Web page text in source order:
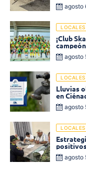
agosto
LOCALES
¡Club
agosto
LOCALES
Lluvias
en
bajaagosto
LOCALES
agosto